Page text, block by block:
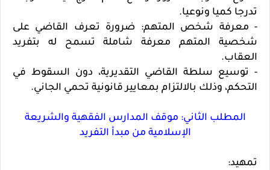
تدرجا كميا ونوعيا.
- معرفة شخص المتهم: ضرورة تعرف القاضي على
شخصية المتهم معرفة شاملة تسمح له بتفريد
العقاب.
- توسيع سلطة القاضي التقديرية، دون السقوط في
التحكم، وذلك بالالتزام بمعايير قانونية تحمي الجاني.
المطلب الثاني: موقف المدارس الفقهية والشريعة
الإسلامية من مبدأ التفريد
تمهيد: